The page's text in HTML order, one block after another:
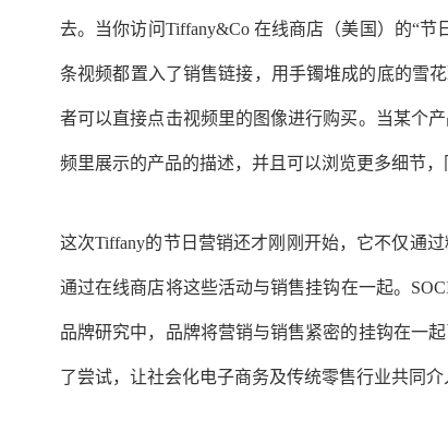
去。当你访问Tiffany&Co 在线商店（美国）的“
条视频都置入了销售链接，用手镯堆成的底的雪
者可以直接点击视频里的图像进行购买。当某个
频里展示的产品的描述，并且可以浏览更多细节
这次Tiffany的节日营销还才刚刚开始，它不仅通
通过在线商店将这些活动与销售挂钩在一起。
品牌研究中，品牌将营销与销售紧密的挂钩在一
了尝试，让社会化电子商务及传统零售行业共同